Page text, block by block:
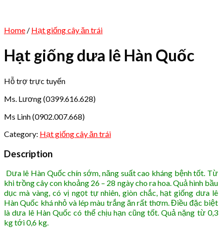
Home / Hạt giống cây ăn trái
Hạt giống dưa lê Hàn Quốc
Hỗ trợ trực tuyến
Ms. Lương (0399.616.628)
Ms Linh (0902.007.668)
Category: Hạt giống cây ăn trái
Description
Dưa lê Hàn Quốc chín sớm, năng suất cao kháng bệnh tốt. Từ
khi trồng cây con khoảng 26 – 28 ngày cho ra hoa. Quả hình bầu
dục mà vàng, có vị ngọt tự nhiên, giòn chắc, hạt giống dưa lê
Hàn Quốc khá nhỏ và lép màu trắng ăn rất thơm. Điều đặc biệt
là dưa lê Hàn Quốc có thể chịu hạn cũng tốt. Quả nặng từ 0,3
kg tới 0,6 kg.